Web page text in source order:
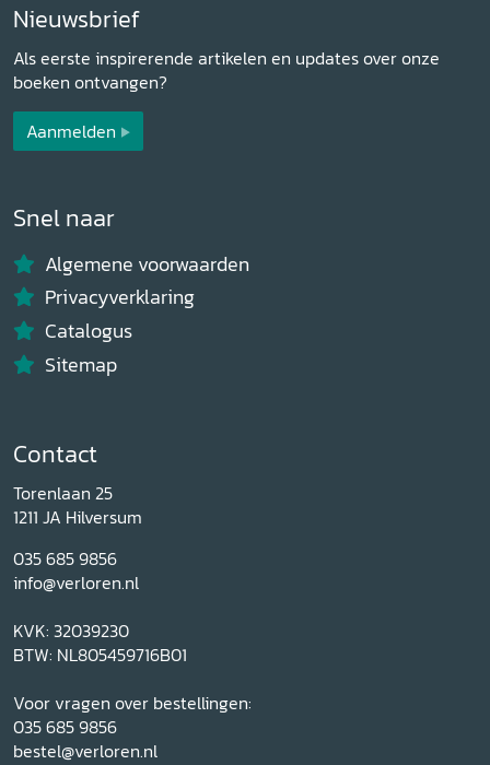
Nieuwsbrief
Als eerste inspirerende artikelen en updates over onze
boeken ontvangen?
Aanmelden
Snel naar
Algemene voorwaarden
Privacyverklaring
Catalogus
Sitemap
Contact
Torenlaan 25
1211 JA Hilversum
035 685 9856
info@verloren.nl
KVK: 32039230
BTW: NL805459716B01
Voor vragen over bestellingen:
035 685 9856
bestel@verloren.nl